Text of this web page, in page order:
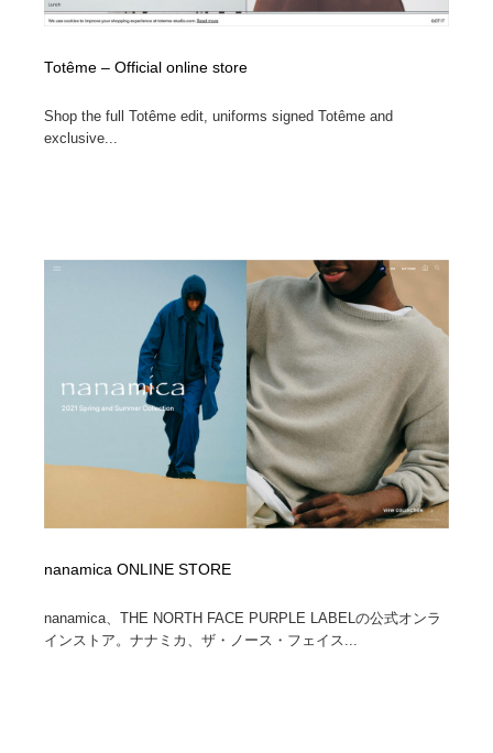
Totême – Official online store
Shop the full Totême edit, uniforms signed Totême and
exclusive...
nanamica ONLINE STORE
nanamica、THE NORTH FACE PURPLE LABELの公式オンラ
インストア。ナナミカ、ザ・ノース・フェイス...